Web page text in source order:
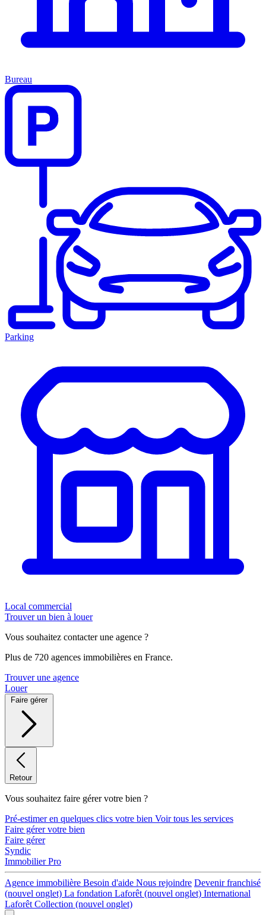
Bureau
Parking
Local commercial
Trouver un bien à louer
Vous souhaitez contacter une agence ?
Plus de 720 agences immobilières en France.
Trouver une agence
Louer
Faire gérer
Retour
Vous souhaitez faire gérer votre bien ?
Pré-estimer en quelques clics votre bien Voir tous les services
Faire gérer votre bien
Faire gérer
Syndic
Immobilier Pro
Agence immobilière Besoin d'aide Nous rejoindre Devenir franchisé
(nouvel onglet) La fondation Laforêt (nouvel onglet) International
Laforêt Collection (nouvel onglet)